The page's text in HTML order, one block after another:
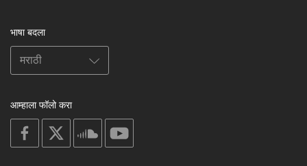
भाषा बदला
आम्हाला फॉलो करा
on
facebook
soundcloud